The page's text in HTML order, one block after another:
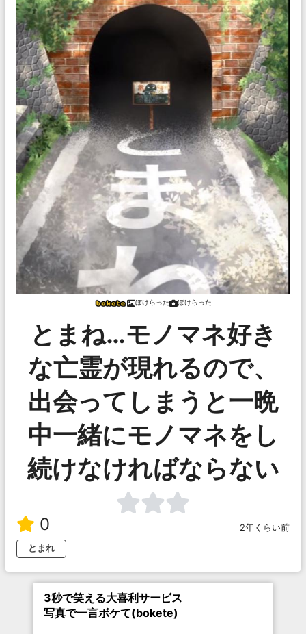
ぼけらった ぼけらった
とまね…モノマネ好き
な亡霊が現れるので、
出会ってしまうと一晩
中一緒にモノマネをし
続けなければならない
0
2年くらい前
とまれ
3秒で笑える大喜利サービス
写真で一言ボケて(bokete)